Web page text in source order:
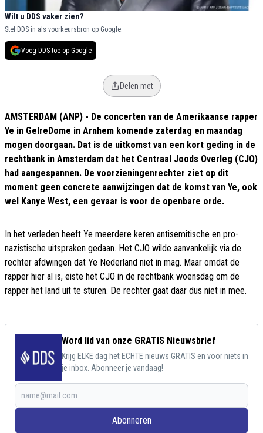
Wilt u DDS vaker zien?
Stel DDS in als voorkeursbron op Google.
Voeg DDS toe op Google
Delen met
AMSTERDAM (ANP) - De concerten van de Amerikaanse rapper
Ye in GelreDome in Arnhem komende zaterdag en maandag
mogen doorgaan. Dat is de uitkomst van een kort geding in de
rechtbank in Amsterdam dat het Centraal Joods Overleg (CJO)
had aangespannen. De voorzieningenrechter ziet op dit
moment geen concrete aanwijzingen dat de komst van Ye, ook
wel Kanye West, een gevaar is voor de openbare orde.
In het verleden heeft Ye meerdere keren antisemitische en pro-
nazistische uitspraken gedaan. Het CJO wilde aanvankelijk via de
rechter afdwingen dat Ye Nederland niet in mag. Maar omdat de
rapper hier al is, eiste het CJO in de rechtbank woensdag om de
rapper het land uit te sturen. De rechter gaat daar dus niet in mee.
Word lid van onze GRATIS Nieuwsbrief
Krijg ELKE dag het ECHTE nieuws GRATIS en voor niets in
je inbox. Abonneer je vandaag!
Abonneren